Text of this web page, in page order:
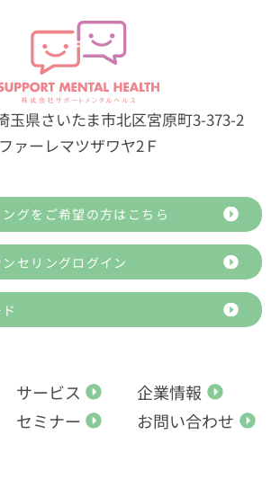
玉県さいたま市北区宮原町3-373-2
ファーレマツザワヤ2Ｆ
グをご希望の方はこちら
セリングログイン
サービス
企業情報
セミナー
お問い合わせ